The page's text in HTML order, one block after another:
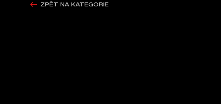
ZPĚT NA KATEGORIE